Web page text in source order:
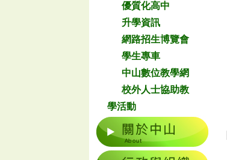
優質化高中
升學資訊
網路招生博覽會
學生專車
中山數位教學網
校外人士協助教
學活動